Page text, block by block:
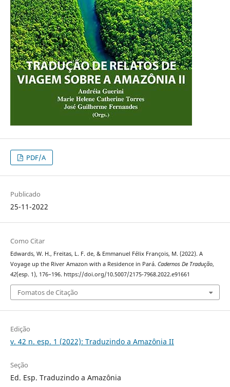
PDF/A
Publicado
25-11-2022
Como Citar
Edwards, W. H., Freitas, L. F. de, & Emmanuel Félix François, M. (2022). A
Voyage up the River Amazon with a Residence in Pará. Cadernos De Tradução,
42(esp. 1), 176–196. https://doi.org/10.5007/2175-7968.2022.e91661
Fomatos de Citação
Edição
v. 42 n. esp. 1 (2022): Traduzindo a Amazônia II
Seção
Ed. Esp. Traduzindo a Amazônia